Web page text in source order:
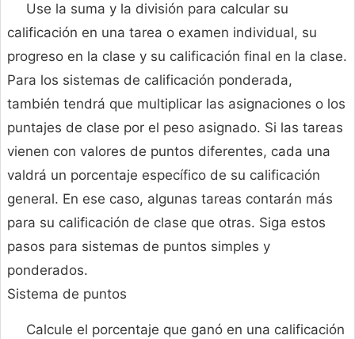
Use la suma y la división para calcular su
calificación en una tarea o examen individual, su
progreso en la clase y su calificación final en la clase.
Para los sistemas de calificación ponderada,
también tendrá que multiplicar las asignaciones o los
puntajes de clase por el peso asignado. Si las tareas
vienen con valores de puntos diferentes, cada una
valdrá un porcentaje específico de su calificación
general. En ese caso, algunas tareas contarán más
para su calificación de clase que otras. Siga estos
pasos para sistemas de puntos simples y
ponderados.
Sistema de puntos
Calcule el porcentaje que ganó en una calificación